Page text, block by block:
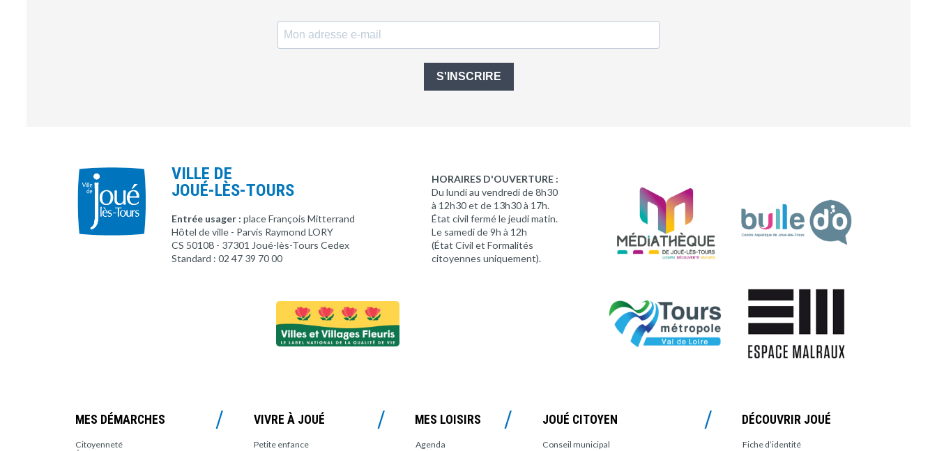
S'INSCRIRE
VILLE DE
JOUÉ-LÈS-TOURS
Entrée usager : place François Mitterrand
Hôtel de ville - Parvis Raymond LORY
CS 50108 - 37301 Joué-lès-Tours Cedex
Standard : 02 47 39 70 00
HORAIRES D'OUVERTURE :
Du lundi au vendredi de 8h30
à 12h30 et de 13h30 à 17h.
État civil fermé le jeudi matin.
Le samedi de 9h à 12h
(État Civil et Formalités
citoyennes uniquement).
MES DÉMARCHES
Citoyenneté
VIVRE À JOUÉ
Petite enfance
MES LOISIRS
Agenda
JOUÉ CITOYEN
Conseil municipal
DÉCOUVRIR JOUÉ
Fiche d’identité